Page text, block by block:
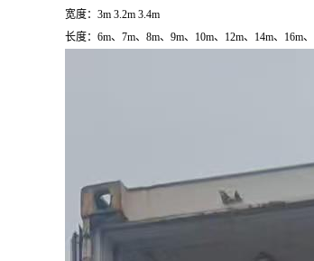
宽度： 3m 3.2m 3.4m
长度： 6m、 7m、 8m、 9m、 10m、 12m、 14m、 16m、